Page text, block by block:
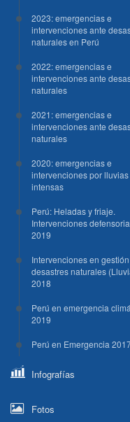
2023: emergencias e
intervenciones ante
naturales en Perú
2022: emergencias e
intervenciones ante
naturales
2021: emergencias e
intervenciones ante
naturales
2020: emergencias e
intervenciones por lluvias
intensas
Perú: Heladas y friaje.
Intervenciones
2019
Intervenciones en
desastres naturales
2018
Perú en emergencia
2019
Perú en Emergencia
Infografías
Fotos